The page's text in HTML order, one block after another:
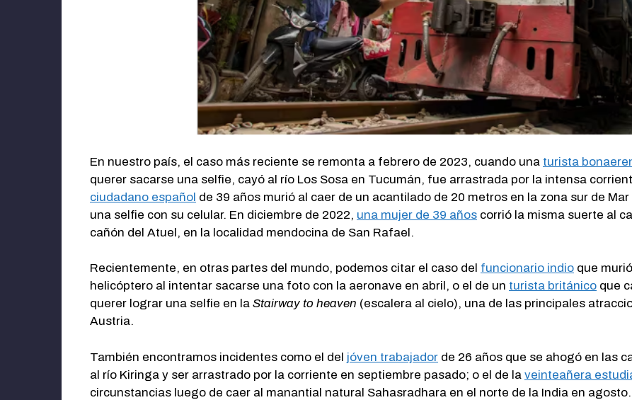
En nuestro país, el caso más reciente se remonta a febrero de 2023, cuando una turista
querer sacarse una selfie, cayó al río Los Sosa en Tucumán, fue arrastrada por la intensa
ciudadano español de 39 años murió al caer de un acantilado de 20 metros en la zona sur de
una selfie con su celular. En diciembre de 2022, una mujer de 39 años corrió la misma suerte al
cañón del Atuel, en la localidad mendocina de San Rafael.
Recientemente, en otras partes del mundo, podemos citar el caso del funcionario indio que
helicóptero al intentar sacarse una foto con la aeronave en abril, o el de un turista británico que
querer lograr una selfie en la Stairway to heaven (escalera al cielo), una de las principales
Austria.
También encontramos incidentes como el del jóven trabajador de 26 años que se ahogó en las
al río Kiringa y ser arrastrado por la corriente en septiembre pasado; o el de la veinteañera
circunstancias luego de caer al manantial natural Sahasradhara en el norte de la India en agosto.